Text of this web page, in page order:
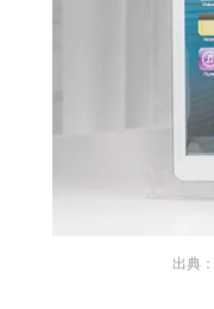
出典：